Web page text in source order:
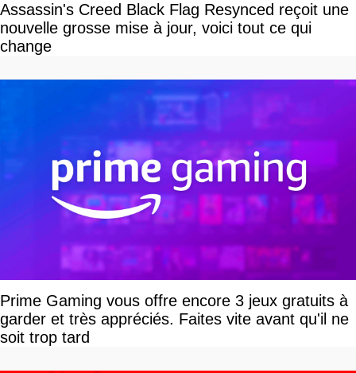
Assassin's Creed Black Flag Resynced reçoit une
nouvelle grosse mise à jour, voici tout ce qui
change
Prime Gaming vous offre encore 3 jeux gratuits à
garder et très appréciés. Faites vite avant qu'il ne
soit trop tard